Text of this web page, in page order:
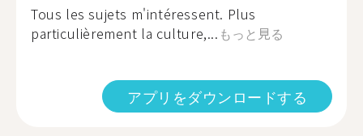
Tous les sujets m'intéressent. Plus
particulièrement la culture,... もっと見る
アプリをダウンロードする